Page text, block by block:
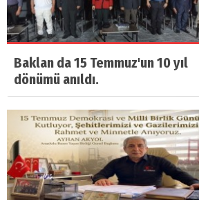
Baklan da 15 Temmuz'un 10 yıl
dönümü anıldı.